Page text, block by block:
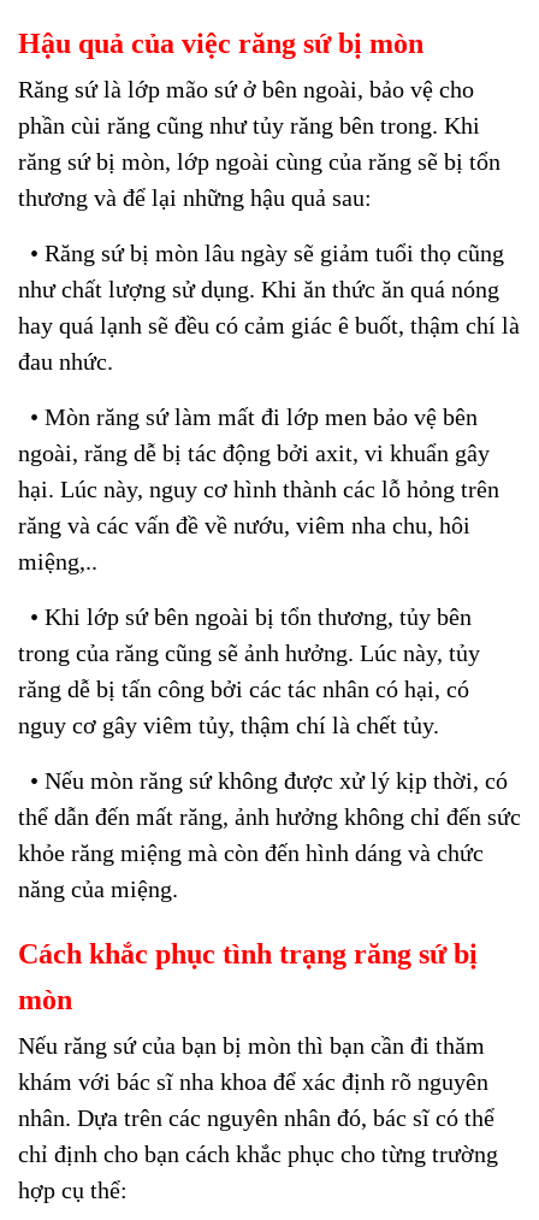
Hậu quả của việc răng sứ bị mòn
Răng sứ là lớp mão sứ ở bên ngoài, bảo vệ cho
phần cùi răng cũng như tủy răng bên trong. Khi
răng sứ bị mòn, lớp ngoài cùng của răng sẽ bị tổn
thương và để lại những hậu quả sau:
• Răng sứ bị mòn lâu ngày sẽ giảm tuổi thọ cũng
như chất lượng sử dụng. Khi ăn thức ăn quá nóng
hay quá lạnh sẽ đều có cảm giác ê buốt, thậm chí là
đau nhức.
• Mòn răng sứ làm mất đi lớp men bảo vệ bên
ngoài, răng dễ bị tác động bởi axit, vi khuẩn gây
hại. Lúc này, nguy cơ hình thành các lỗ hỏng trên
răng và các vấn đề về nướu, viêm nha chu, hôi
miệng,..
• Khi lớp sứ bên ngoài bị tổn thương, tủy bên
trong của răng cũng sẽ ảnh hưởng. Lúc này, tủy
răng dễ bị tấn công bởi các tác nhân có hại, có
nguy cơ gây viêm tủy, thậm chí là chết tủy.
• Nếu mòn răng sứ không được xử lý kịp thời, có
thể dẫn đến mất răng, ảnh hưởng không chỉ đến sức
khỏe răng miệng mà còn đến hình dáng và chức
năng của miệng.
Cách khắc phục tình trạng răng sứ bị
mòn
Nếu răng sứ của bạn bị mòn thì bạn cần đi thăm
khám với bác sĩ nha khoa để xác định rõ nguyên
nhân. Dựa trên các nguyên nhân đó, bác sĩ có thể
chỉ định cho bạn cách khắc phục cho từng trường
hợp cụ thể: